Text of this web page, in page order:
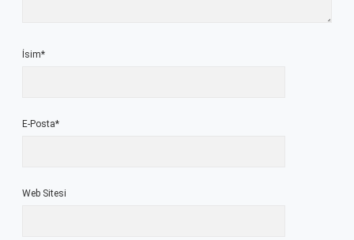
İsim*
E-Posta*
Web Sitesi